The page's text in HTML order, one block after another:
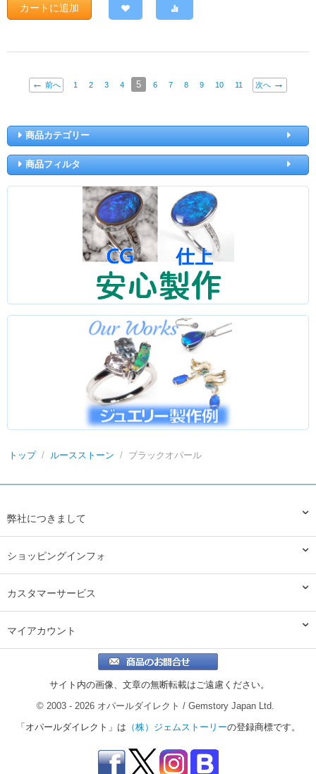
カートに追加
前へ 1 2 3 4 5 6 7 8 9 10 11 次へ
商品カテゴリー
商品フィルタ
トップ / ルースストーン / ブラックオパール
弊社につきまして
ショッピングインフォ
カスタマーサービス
マイアカウント
サイト内の画像、文章の無断転載はご遠慮ください。
© 2003 - 2026 オパールダイレクト / Gemstory Japan Ltd.
「オパールダイレクト」は （株）ジェムストーリーの登録商標です。